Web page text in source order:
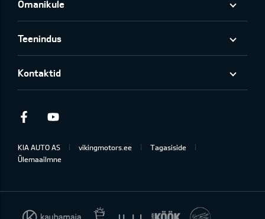
Omanikule
Teenindus
Kontaktid
Facebook
KIA AUTO AS vikingmotors.ee
Tagasiside
Ülemaailmne